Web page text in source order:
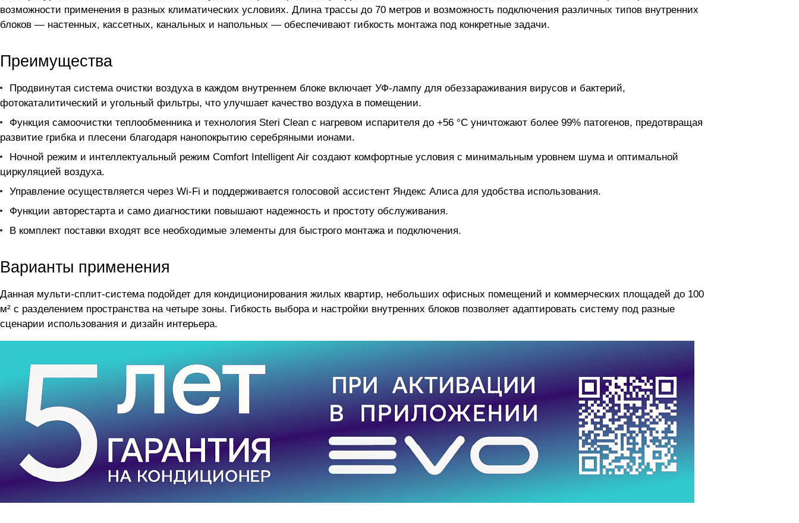
возможности применения в разных климатических условиях. Длина трассы до 70 метров и возможность подключения различных типов внутренних
блоков — настенных, кассетных, канальных и напольных — обеспечивают гибкость монтажа под конкретные задачи.
Преимущества
Продвинутая система очистки воздуха в каждом внутреннем блоке включает УФ-лампу для обеззараживания вирусов и бактерий,
фотокаталитический и угольный фильтры, что улучшает качество воздуха в помещении.
Функция самоочистки теплообменника и технология Steri Clean с нагревом испарителя до +56 °C уничтожают более 99% патогенов, предотвращая
развитие грибка и плесени благодаря нанопокрытию серебряными ионами.
Ночной режим и интеллектуальный режим Comfort Intelligent Air создают комфортные условия с минимальным уровнем шума и оптимальной
циркуляцией воздуха.
Управление осуществляется через Wi-Fi и поддерживается голосовой ассистент Яндекс Алиса для удобства использования.
Функции авторестарта и само диагностики повышают надежность и простоту обслуживания.
В комплект поставки входят все необходимые элементы для быстрого монтажа и подключения.
Варианты применения
Данная мульти-сплит-система подойдет для кондиционирования жилых квартир, небольших офисных помещений и коммерческих площадей до 100
м² с разделением пространства на четыре зоны. Гибкость выбора и настройки внутренних блоков позволяет адаптировать систему под разные
сценарии использования и дизайн интерьера.